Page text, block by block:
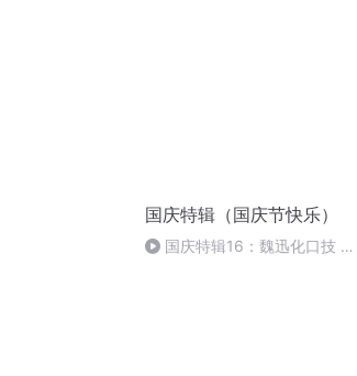
国庆特辑（国庆节快乐）
国庆特辑16：魏迅化口技 二